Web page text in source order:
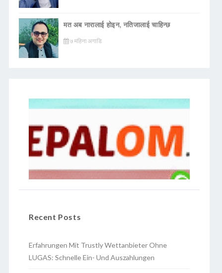
मत अब नारालाई होइन, नतिजालाई चाहिन्छ
७ महिना अगाडि
Recent Posts
Erfahrungen Mit Trustly Wettanbieter Ohne
LUGAS: Schnelle Ein- Und Auszahlungen